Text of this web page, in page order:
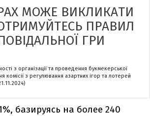
МОЖЕ ВИКЛИКАТИ
ПРАВИЛ
ГРИ
з організації та проведення букмекерської
комісії з регулювання азартних ігор та лотерей
базируясь на более 240